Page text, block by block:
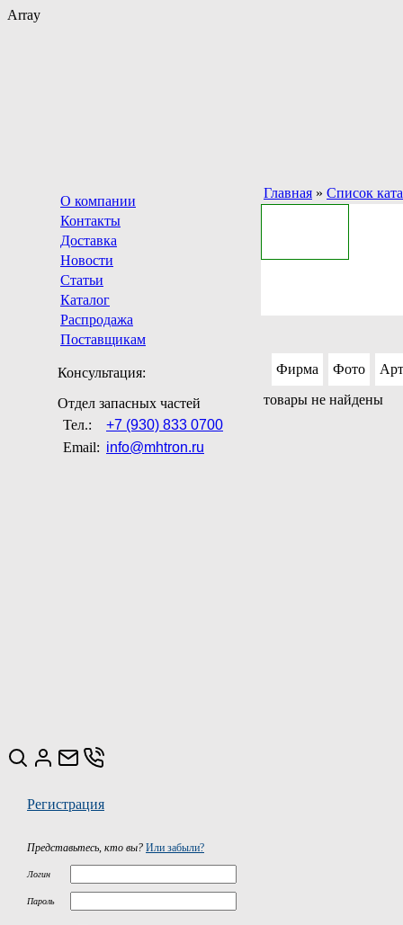
Array
О компании
Контакты
Доставка
Новости
Статьи
Каталог
Распродажа
Поставщикам
Консультация:
Отдел запасных частей
Тел.:
+7 (930) 833 0700
Email: info@mhtron.ru
Главная » Список
Фирма Фото
товары не найдены
Регистрация
Представьтесь, кто вы? Или забыли?
Логин
Пароль